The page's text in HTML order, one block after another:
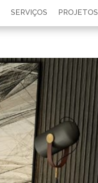
SERVIÇOS PROJETOS